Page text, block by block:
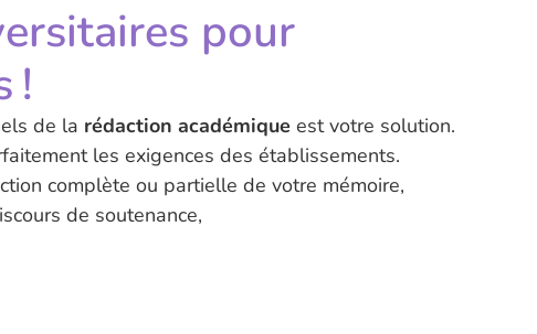
pour
!
de la rédaction académique est votre solution.
les exigences des établissements.
complète ou partielle de votre mémoire,
de soutenance,